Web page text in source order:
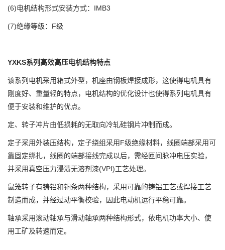
(6)电机结构形式安装方式：IMB3
(7)绝缘等级：F级
YXKS系列高效高压电机结构特点
该系列电机采用箱式外型，机座由钢板焊接成形，这使得电机具有
刚度好、重量轻的特点，电机结构的优化设计也使得系列电机具有
便于安装和维护的优点。
定、转子冲片由低损耗的无取向冷轧硅钢片冲制而成。
定子采用外装压结构，定子绕组采用F级绝缘材料，线圈端部采用可
靠固定绑扎，线圈的端部接线完成以后，需经匝间脉冲电压实验，
并采用真空压力浸渍无溶剂漆(VPI)工艺处理。
鼠笼转子有铸铝和铜条两种结构，采用可靠的铸铝工艺或焊接工艺
制造而成，并经过动平衡校验，因此电动机运行平稳可靠。
轴承采用滚动轴承与滑动轴承两种结构形式，依电机功率大小、使
用工矿及转速而定。